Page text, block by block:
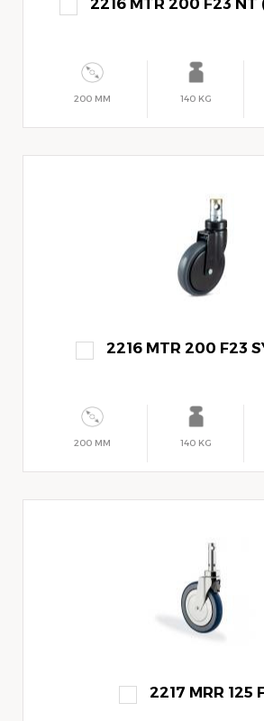
2216 MTR 200 F23 NT
200 MM 140 KG
2216 MTR 200 F23
200 MM 140 KG
2217 MRR 125